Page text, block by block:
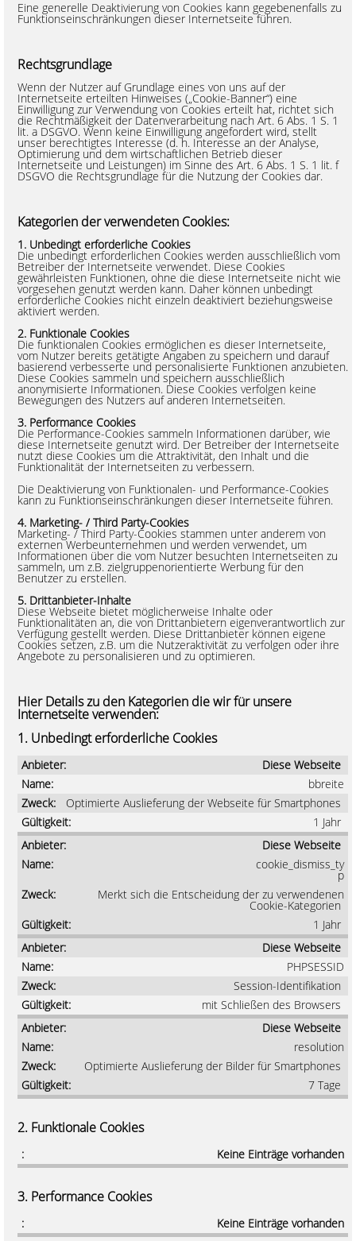
Eine generelle Deaktivierung von Cookies kann gegebenenfalls zu
Funktionseinschränkungen dieser Internetseite führen.
Rechtsgrundlage
Wenn der Nutzer auf Grundlage eines von uns auf der
Internetseite erteilten Hinweises („Cookie-Banner“) eine
Einwilligung zur Verwendung von Cookies erteilt hat, richtet sich
die Rechtmäßigkeit der Datenverarbeitung nach Art. 6 Abs. 1 S. 1
lit. a DSGVO. Wenn keine Einwilligung angefordert wird, stellt
unser berechtigtes Interesse (d. h. Interesse an der Analyse,
Optimierung und dem wirtschaftlichen Betrieb dieser
Internetseite und Leistungen) im Sinne des Art. 6 Abs. 1 S. 1 lit. f
DSGVO die Rechtsgrundlage für die Nutzung der Cookies dar.
Kategorien der verwendeten Cookies:
1. Unbedingt erforderliche Cookies
Die unbedingt erforderlichen Cookies werden ausschließlich vom
Betreiber der Internetseite verwendet. Diese Cookies
gewährleisten Funktionen, ohne die diese Internetseite nicht wie
vorgesehen genutzt werden kann. Daher können unbedingt
erforderliche Cookies nicht einzeln deaktiviert beziehungsweise
aktiviert werden.
2. Funktionale Cookies
Die funktionalen Cookies ermöglichen es dieser Internetseite,
vom Nutzer bereits getätigte Angaben zu speichern und darauf
basierend verbesserte und personalisierte Funktionen anzubieten.
Diese Cookies sammeln und speichern ausschließlich
anonymisierte Informationen. Diese Cookies verfolgen keine
Bewegungen des Nutzers auf anderen Internetseiten.
3. Performance Cookies
Die Performance-Cookies sammeln Informationen darüber, wie
diese Internetseite genutzt wird. Der Betreiber der Internetseite
nutzt diese Cookies um die Attraktivität, den Inhalt und die
Funktionalität der Internetseiten zu verbessern.
Die Deaktivierung von Funktionalen- und Performance-Cookies
kann zu Funktionseinschränkungen dieser Internetseite führen.
4. Marketing- / Third Party-Cookies
Marketing- / Third Party-Cookies stammen unter anderem von
externen Werbeunternehmen und werden verwendet, um
Informationen über die vom Nutzer besuchten Internetseiten zu
sammeln, um z.B. zielgruppenorientierte Werbung für den
Benutzer zu erstellen.
5. Drittanbieter-Inhalte
Diese Webseite bietet möglicherweise Inhalte oder
Funktionalitäten an, die von Drittanbietern eigenverantwortlich zur
Verfügung gestellt werden. Diese Drittanbieter können eigene
Cookies setzen, z.B. um die Nutzeraktivität zu verfolgen oder ihre
Angebote zu personalisieren und zu optimieren.
Hier Details zu den Kategorien die wir für unsere
Internetseite verwenden:
1. Unbedingt erforderliche Cookies
Diese Webseite
bbreite
Optimierte Auslieferung der Webseite für Smartphones
1 Jahr
Diese Webseite
cookie_dismiss_ty
p
Merkt sich die Entscheidung der zu verwendenen
Cookie-Kategorien
1 Jahr
Diese Webseite
PHPSESSID
Session-Identifikation
mit Schließen des Browsers
Diese Webseite
resolution
Optimierte Auslieferung der Bilder für Smartphones
7 Tage
2. Funktionale Cookies
Keine Einträge vorhanden
3. Performance Cookies
Keine Einträge vorhanden